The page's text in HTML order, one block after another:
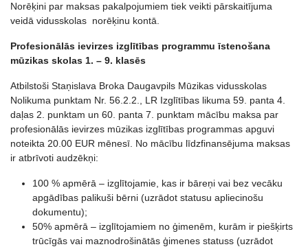
Norēķini par maksas pakalpojumiem tiek veikti pārskaitījuma
veidā vidusskolas norēķinu kontā.
Profesionālās ievirzes izglītības programmu īstenošana
mūzikas skolas 1. – 9. klasēs
Atbilstoši Staņislava Broka Daugavpils Mūzikas vidusskolas
Nolikuma punktam Nr. 56.2.2., LR Izglītības likuma 59. panta 4.
daļas 2. punktam un 60. panta 7. punktam mācību maksa par
profesionālās ievirzes mūzikas izglītības programmas apguvi
noteikta 20.00 EUR mēnesī. No mācību līdzfinansējuma maksas
ir atbrīvoti audzēkņi:
100 % apmērā – izglītojamie, kas ir bāreņi vai bez vecāku
apgādības palikuši bērni (uzrādot statusu apliecinošu
dokumentu);
50% apmērā – izglītojamiem no ģimenēm, kurām ir piešķirts
trūcīgās vai maznodrošinātās ģimenes statuss (uzrādot